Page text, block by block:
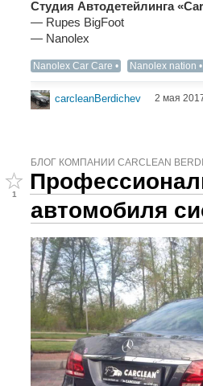
Студия Автодетейлинга
— Rupes BigFoot
— Nanolex
Nanolex Car Care Nanolex nation
carcleanBerdichev 2 мая
БЛОГ КОМПАНИИ CARCLEAN
1
автомобиля